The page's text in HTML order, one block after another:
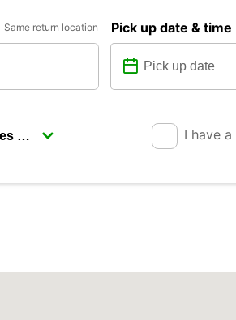
Same return location Pick up date & time
I have a